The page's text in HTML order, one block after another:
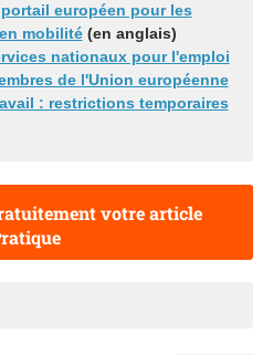
portail européen pour les
mobilité(en anglais)
nationaux pour l'emploi
de l'Union européenne
: restrictions temporaires
votre article